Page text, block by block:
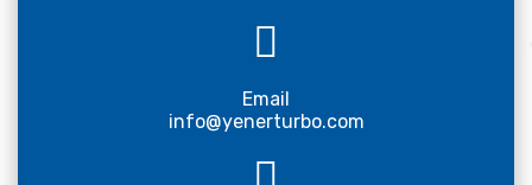
Email
info@yenerturbo.com